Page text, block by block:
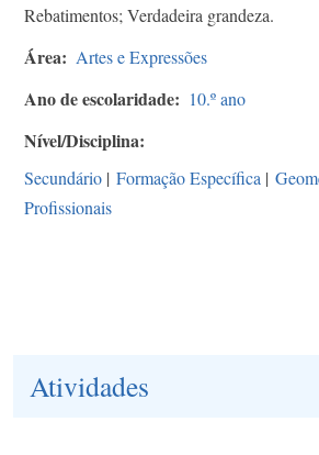
Rebatimentos; Verdadeira grandeza.
Área Artes e Expressões
Ano de escolaridade 10.º ano
Nível/Disciplina
Secundário | Formação Específica |
Profissionais
Atividades